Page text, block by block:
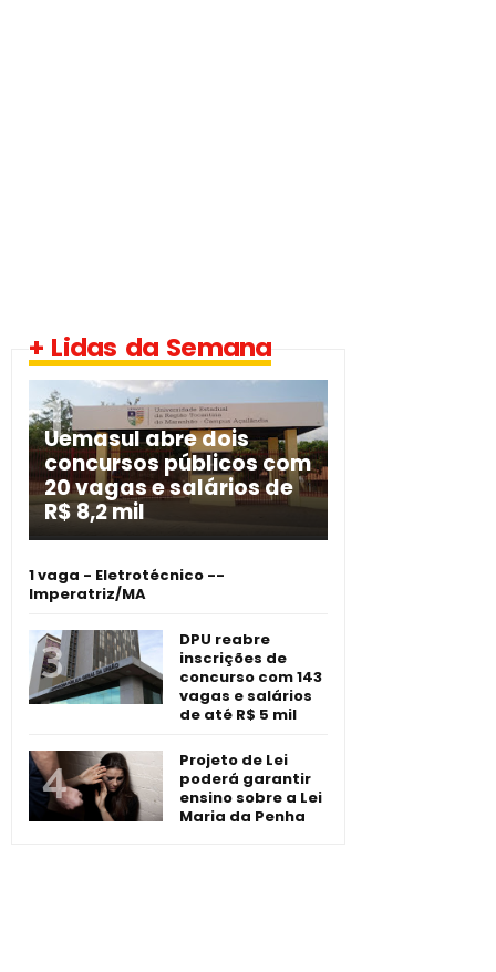
+ Lidas da Semana
Uemasul abre dois
concursos públicos com
20 vagas e salários de
R$ 8,2 mil
1 vaga - Eletrotécnico -­
Imperatriz/MA
DPU reabre
inscrições de
concurso com 143
vagas e salários
de até R$ 5 mil
Projeto de Lei
poderá garantir
ensino sobre a Lei
Maria da Penha